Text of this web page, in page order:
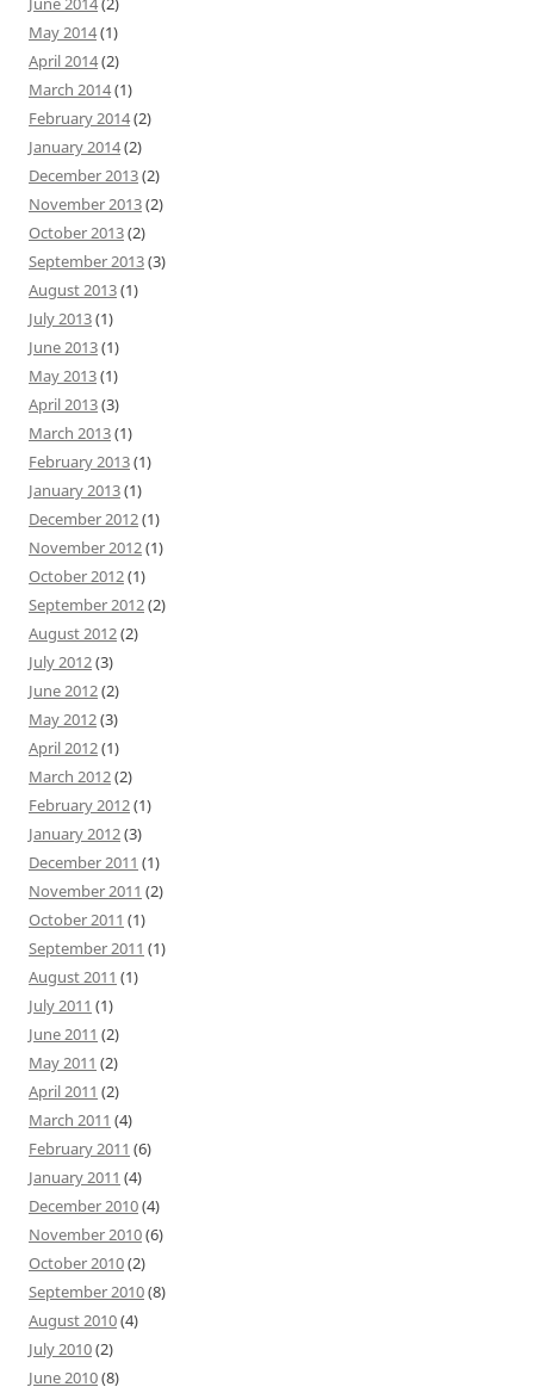
May 2014(1)
April 2014(2)
March 2014(1)
February 2014(2)
January 2014(2)
December 2013(2)
November 2013(2)
October 2013(2)
September 2013(3)
August 2013(1)
July 2013(1)
June 2013(1)
May 2013(1)
April 2013(3)
March 2013(1)
February 2013(1)
January 2013(1)
December 2012(1)
November 2012(1)
October 2012(1)
September 2012(2)
August 2012(2)
July 2012(3)
June 2012(2)
May 2012(3)
April 2012(1)
March 2012(2)
February 2012(1)
January 2012(3)
December 2011 (1)
November 2011 (2)
October 2011 (1)
September 2011 (1)
August 2011 (1)
July 2011 (1)
June 2011 (2)
May 2011 (2)
April 2011 (2)
March 2011 (4)
February 2011 (6)
January 2011 (4)
December 2010(4)
November 2010(6)
October 2010(2)
September 2010(8)
August 2010(4)
July 2010(2)
June 2010(8)